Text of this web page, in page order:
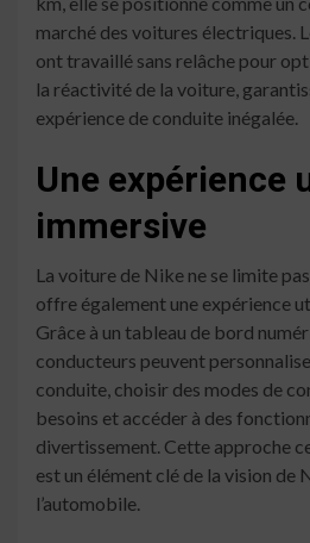
marché des voitures électriques.
ont travaillé sans relâche pour
la réactivité de la voiture,
expérience de conduite inégalée.
Une expérience
immersive
La voiture de Nike ne se limite
offre également une expérience
Grâce à un tableau de bord
conducteurs peuvent
conduite, choisir des modes de
besoins et accéder à des
divertissement. Cette approche
est un élément clé de la vision de
l’automobile.